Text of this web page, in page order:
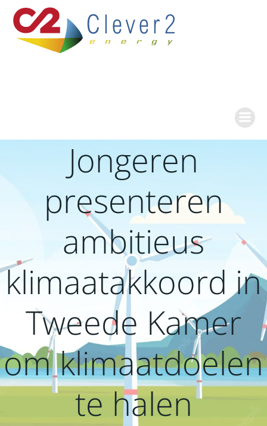
naar
de
inhoud
Jongeren
presenteren
ambitieus
klimaatakkoord in
Tweede Kamer
om klimaatdoelen
te halen